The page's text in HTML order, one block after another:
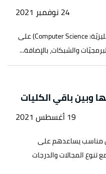
24 نوفمبر 2021
التعريف به: يعرّف علم الحاسب (بالإنجليزيّة: Computer Science) على
والشبكات، بالإضافة...
وبين باقي الكليات
19 أغسطس 2021
مناسب يساعدهم على
المجالات والدرجات